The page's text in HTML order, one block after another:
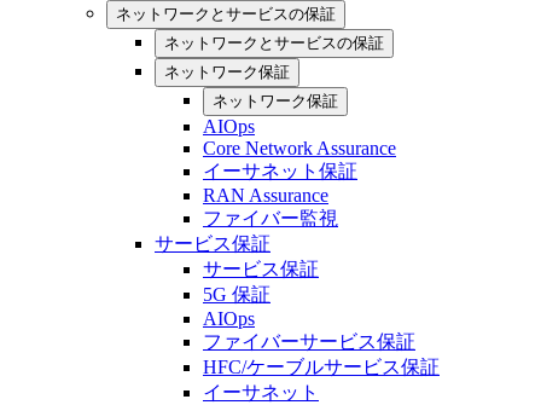
ネットワークとサービスの保証
ネットワークとサービスの保証
ネットワーク保証
ネットワーク保証
AIOps
Core Network Assurance
イーサネット保証
RAN Assurance
ファイバー監視
サービス保証
サービス保証
5G 保証
AIOps
ファイバーサービス保証
HFC/ケーブルサービス保証
イーサネット